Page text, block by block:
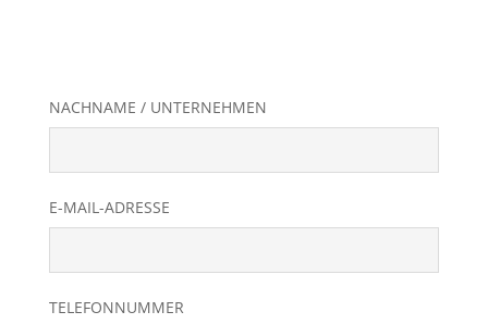
NACHNAME / UNTERNEHMEN
E-MAIL-ADRESSE
TELEFONNUMMER